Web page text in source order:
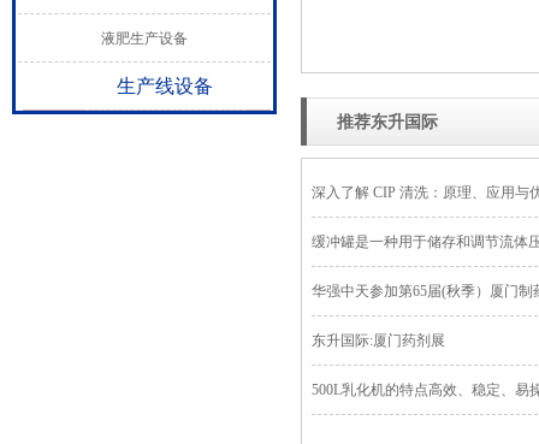
液肥生产设备
生产线设备
推荐东升国际
深入了解 CIP 清洗：原理、应用与
缓冲罐是一种用于储存和调节流体
华强中天参加第65届(秋季）厦门制
东升国际:厦门药剂展
500L乳化机的特点高效、稳定、易